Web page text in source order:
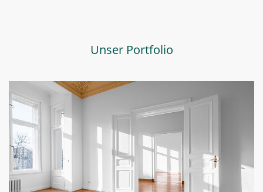
Unser Portfolio